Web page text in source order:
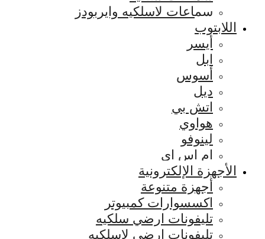
سماعات لاسلكيه وايربودز
اللابتوب
أيسر
ابل
أسوس
ديل
اتش بي
هواوي
لينوفو
ام اس اي
الأجهزة الإلكترونية
أجهزة متنوعة
اكسسوارات كمبيوتر
تليفونات ارضي سلكيه
تليفونات ارضي لاسلكيه